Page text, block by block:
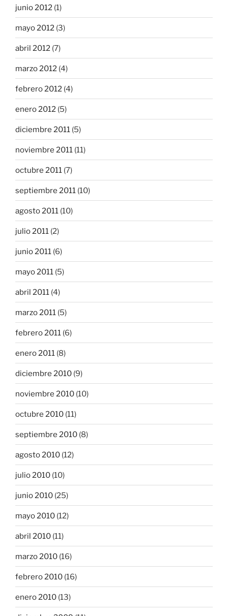
junio 2012 (1)
mayo 2012 (3)
abril 2012 (7)
marzo 2012 (4)
febrero 2012 (4)
enero 2012 (5)
diciembre 2011 (5)
noviembre 2011 (11)
octubre 2011 (7)
septiembre 2011 (10)
agosto 2011 (10)
julio 2011 (2)
junio 2011 (6)
mayo 2011 (5)
abril 2011 (4)
marzo 2011 (5)
febrero 2011 (6)
enero 2011 (8)
diciembre 2010 (9)
noviembre 2010 (10)
octubre 2010 (11)
septiembre 2010 (8)
agosto 2010 (12)
julio 2010 (10)
junio 2010 (25)
mayo 2010 (12)
abril 2010 (11)
marzo 2010 (16)
febrero 2010 (16)
enero 2010 (13)